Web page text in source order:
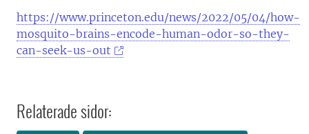
https://www.princeton.edu/news/2022/05/04/how-
mosquito-brains-encode-human-odor-so-they-
can-seek-us-out
Relaterade sidor: